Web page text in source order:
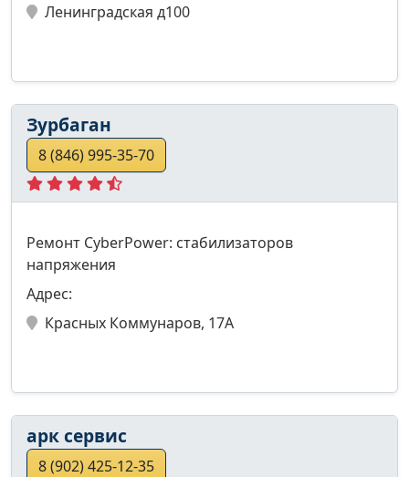
Ленинградская д100
Зурбаган
8 (846) 995-35-70
Ремонт CyberPower: стабилизаторов
напряжения
Адрес:
Красных Коммунаров, 17А
арк сервис
8 (902) 425-12-35